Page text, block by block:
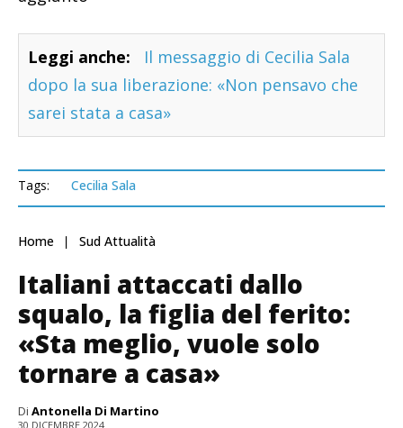
Leggi anche:
Il messaggio di Cecilia Sala
dopo la sua liberazione: «Non pensavo che
sarei stata a casa»
Tags: Cecilia Sala
Home Sud Attualità
Italiani attaccati dallo
squalo, la figlia del ferito:
«Sta meglio, vuole solo
tornare a casa»
Di Antonella Di Martino
30 DICEMBRE 2024